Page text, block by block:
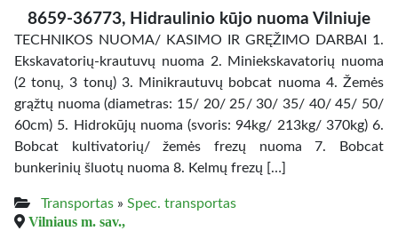
8659-36773, Hidraulinio kūjo nuoma Vilniuje
TECHNIKOS NUOMA/ KASIMO IR GRĘŽIMO DARBAI 1.
Ekskavatorių-krautuvų nuoma 2. Miniekskavatorių nuoma
(2 tonų, 3 tonų) 3. Minikrautuvų bobcat nuoma 4. Žemės
grąžtų nuoma (diametras: 15/ 20/ 25/ 30/ 35/ 40/ 45/ 50/
60cm) 5. Hidrokūjų nuoma (svoris: 94kg/ 213kg/ 370kg) 6.
Bobcat kultivatorių/ žemės frezų nuoma 7. Bobcat
bunkerinių šluotų nuoma 8. Kelmų frezų […]
Transportas » Spec. transportas
Vilniaus m. sav.,